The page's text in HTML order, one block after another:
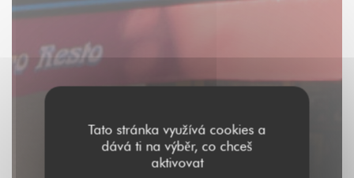
Tato stránka využívá cookies a
dává ti na výběr, co chceš
aktivovat
Aux Dés Calés 17 -